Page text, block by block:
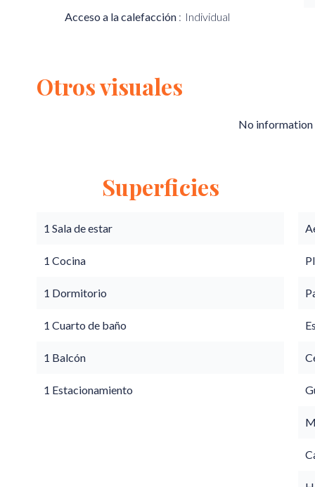
Acceso a la calefacción Individual
Otros visuales
No information
Superficies
1 Sala de estar
1 Cocina
1 Dormitorio
1 Cuarto de baño
1 Balcón
1 Estacionamiento